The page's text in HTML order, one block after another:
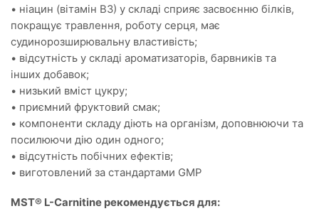
• ніацин (вітамін В3) у складі сприяє засвоєнню білків,
покращує травлення, роботу серця, має
судинорозширювальну властивість;
• відсутність у складі ароматизаторів, барвників та
інших добавок;
• низький вміст цукру;
• приємний фруктовий смак;
• компоненти складу діють на організм, доповнюючи та
посилюючи дію один одного;
• відсутність побічних ефектів;
• виготовлений за стандартами GMP
MST® L-Carnitine рекомендується для: